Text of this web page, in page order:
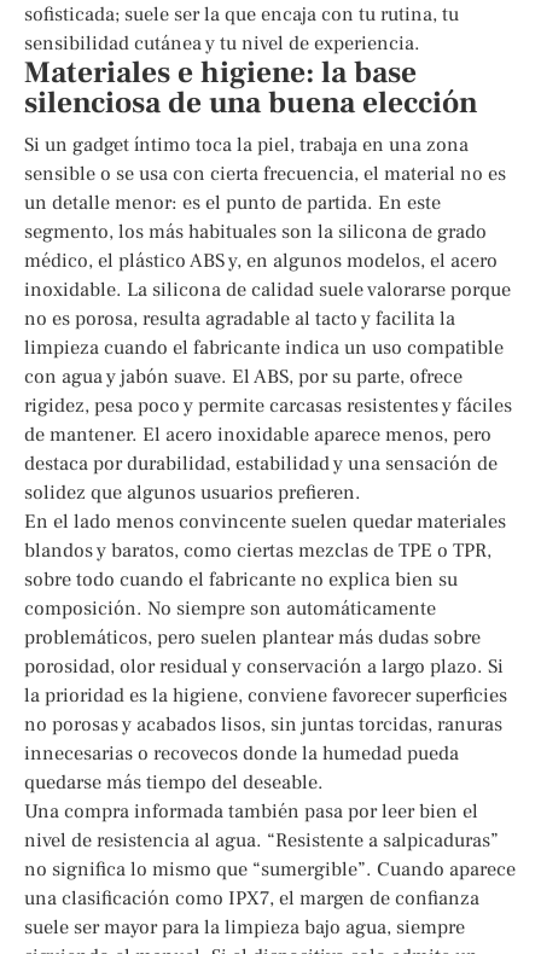
sofisticada; suele ser la que encaja con tu rutina, tu
sensibilidad cutánea y tu nivel de experiencia.
Materiales e higiene: la base
silenciosa de una buena elección
Si un gadget íntimo toca la piel, trabaja en una zona
sensible o se usa con cierta frecuencia, el material no es
un detalle menor: es el punto de partida. En este
segmento, los más habituales son la silicona de grado
médico, el plástico ABS y, en algunos modelos, el acero
inoxidable. La silicona de calidad suele valorarse porque
no es porosa, resulta agradable al tacto y facilita la
limpieza cuando el fabricante indica un uso compatible
con agua y jabón suave. El ABS, por su parte, ofrece
rigidez, pesa poco y permite carcasas resistentes y fáciles
de mantener. El acero inoxidable aparece menos, pero
destaca por durabilidad, estabilidad y una sensación de
solidez que algunos usuarios prefieren.
En el lado menos convincente suelen quedar materiales
blandos y baratos, como ciertas mezclas de TPE o TPR,
sobre todo cuando el fabricante no explica bien su
composición. No siempre son automáticamente
problemáticos, pero suelen plantear más dudas sobre
porosidad, olor residual y conservación a largo plazo. Si
la prioridad es la higiene, conviene favorecer superficies
no porosas y acabados lisos, sin juntas torcidas, ranuras
innecesarias o recovecos donde la humedad pueda
quedarse más tiempo del deseable.
Una compra informada también pasa por leer bien el
nivel de resistencia al agua. “Resistente a salpicaduras”
no significa lo mismo que “sumergible”. Cuando aparece
una clasificación como IPX7, el margen de confianza
suele ser mayor para la limpieza bajo agua, siempre